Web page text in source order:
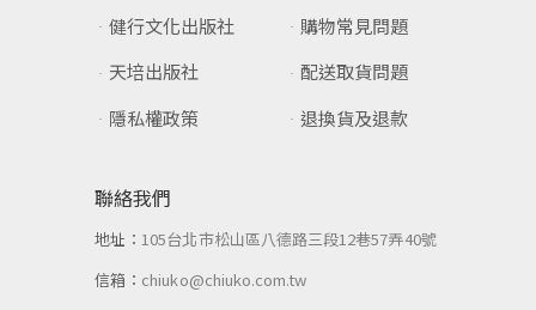
健行文化出版社
天培出版社
隱私權政策
購物常見問題
配送取貨問題
退換貨及退款
聯絡我們
地址：105台北市松山區八德路三段12巷57弄40號
信箱： chiuko@chiuko.com.tw